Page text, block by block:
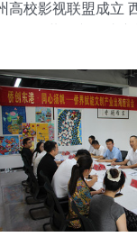
高校影视联盟成立